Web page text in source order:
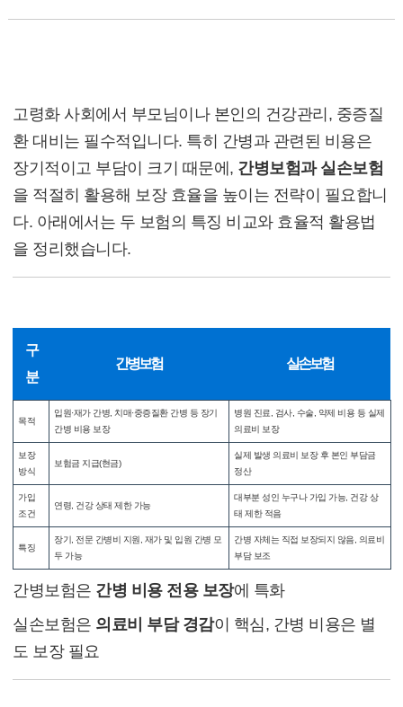
고령화 사회에서 부모님이나 본인의 건강관리, 중증질
환 대비는 필수적입니다. 특히 간병과 관련된 비용은
장기적이고 부담이 크기 때문에, 간병보험과 실손보험
을 적절히 활용해 보장 효율을 높이는 전략이 필요합니
다. 아래에서는 두 보험의 특징 비교와 효율적 활용법
을 정리했습니다.
구
분
간병보험 실손보험
목적
입원·재가 간병, 치매·중증질환 간병 등 장기
간병 비용 보장
병원 진료, 검사, 수술, 약제 비용 등 실제
의료비 보장
보장
방식
보험금 지급(현금)
실제 발생 의료비 보장 후 본인 부담금
정산
가입
조건
연령, 건강 상태 제한 가능
대부분 성인 누구나 가입 가능, 건강 상
태 제한 적음
특징
장기, 전문 간병비 지원, 재가 및 입원 간병 모
두 가능
간병 자체는 직접 보장되지 않음, 의료비
부담 보조
간병보험은 간병 비용 전용 보장에 특화
실손보험은 의료비 부담 경감이 핵심, 간병 비용은 별
도 보장 필요